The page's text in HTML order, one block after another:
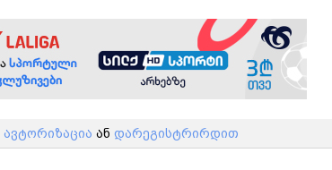
ავტორიზაცია ან დარეგისტრირდით